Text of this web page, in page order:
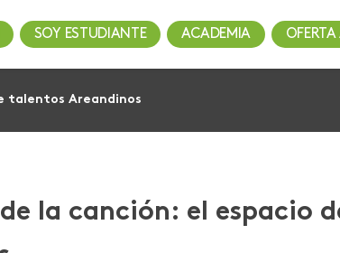
SOY ESTUDIANTE ACADEMIA
talentos Areandinos
la canción: el espacio